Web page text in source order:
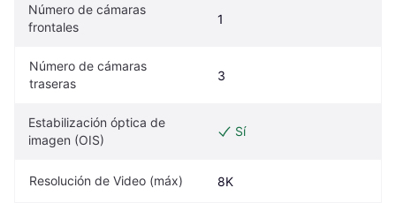
Número de cámaras
frontales
1
Número de cámaras
traseras
3
Estabilización óptica de
imagen (OIS)
Sí
Resolución de Video (máx) 8K